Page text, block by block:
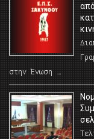
στην Ένωση …